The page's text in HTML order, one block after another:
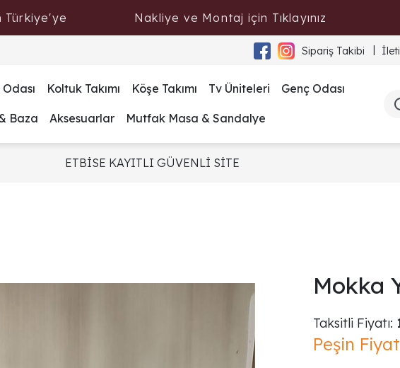
Türkiye'ye Nakliye ve Montaj için Tıklayınız
Sipariş Takibi
Koltuk Takımı Köşe Takımı Tv Üniteleri Genç Odası
Baza Aksesuarlar Mutfak Masa & Sandalye
ETBİSE KAYITLI GÜVENLİ SİTE
Mokka
Taksitli Fiyatı:
Peşin